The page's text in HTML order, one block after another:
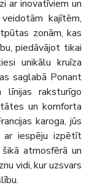
ar inovatīviem un
kajītēm,
zonām, kas
piedāvājot tikai
unikālu kruīza
saglabā Ponant
raksturīgo
un komforta
karoga, jūs
ar iespēju izpētīt
atmosfērā un
vidi, kur uzsvars